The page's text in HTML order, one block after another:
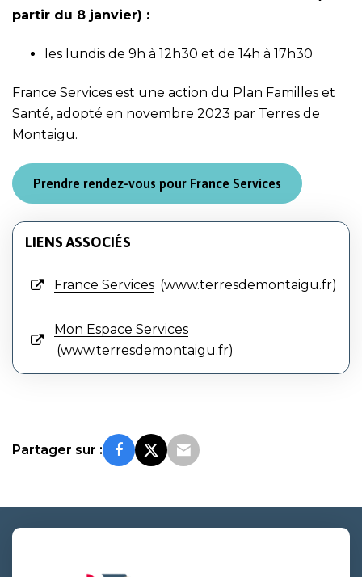
partir du 8 janvier) :
les lundis de 9h à 12h30 et de 14h à 17h30
France Services est une action du Plan Familles et
Santé, adopté en novembre 2023 par Terres de
Montaigu.
Prendre rendez-vous pour France Services
LIENS ASSOCIÉS
France Services www.terresdemontaigu.fr
Mon Espace Services
www.terresdemontaigu.fr
Partager sur :